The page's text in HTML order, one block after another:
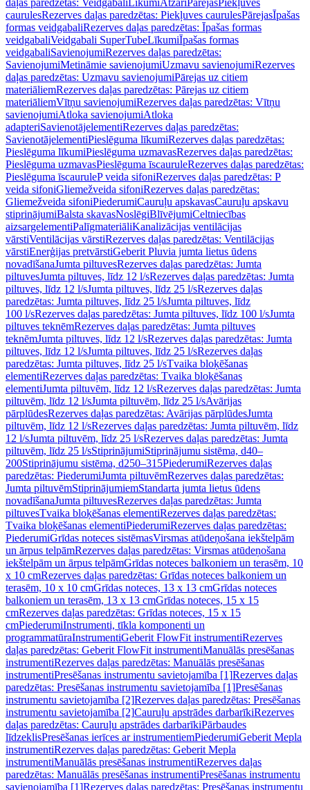
daļas paredzētas: Veidgabali LīkumiAtzari PārejasPiekļuves
caurulesRezerves daļas paredzētas: Piekļuves caurulesPārejasĪpašas
formas veidgabaliRezerves daļas paredzētas: Īpašas formas
veidgabaliVeidgabali SuperTubeLīkumiĪpašas formas
veidgabaliSavienojumiRezerves daļas paredzētas:
SavienojumiMetināmie savienojumiUzmavu savienojumiRezerves
daļas paredzētas: Uzmavu savienojumiPārejas uz citiem
materiāliemRezerves daļas paredzētas: Pārejas uz citiem
materiāliemVītņu savienojumiRezerves daļas paredzētas: Vītņu
savienojumiAtloka savienojumiAtloka
adapteriSavienotājelementiRezerves daļas paredzētas:
SavienotājelementiPieslēguma līkumiRezerves daļas paredzētas:
Pieslēguma līkumiPieslēguma uzmavasRezerves daļas paredzētas:
Pieslēguma uzmavasPieslēguma īscauruleRezerves daļas paredzētas:
Pieslēguma īscauruleP veida sifoniRezerves daļas paredzētas: P
veida sifoniGliemežveida sifoniRezerves daļas paredzētas:
Gliemežveida sifoniPiederumiCauruļu apskavasCauruļu apskavu
stiprinājumiBalsta skavasNoslēgiBlīvējumiCeltniecības
aizsargelementiPalīgmateriāliKanalizācijas ventilācijas
vārstiVentilācijas vārstiRezerves daļas paredzētas: Ventilācijas
vārstiEnerģijas pretvārstiGeberit Pluvia jumta lietus ūdens
novadīšanaJumta piltuvesRezerves daļas paredzētas: Jumta
piltuvesJumta piltuves, līdz 12 l/sRezerves daļas paredzētas: Jumta
piltuves, līdz 12 l/sJumta piltuves, līdz 25 l/sRezerves daļas
paredzētas: Jumta piltuves, līdz 25 l/sJumta piltuves, līdz
100 l/sRezerves daļas paredzētas: Jumta piltuves, līdz 100 l/sJumta
piltuves teknēmRezerves daļas paredzētas: Jumta piltuves
teknēmJumta piltuves, līdz 12 l/sRezerves daļas paredzētas: Jumta
piltuves, līdz 12 l/sJumta piltuves, līdz 25 l/sRezerves daļas
paredzētas: Jumta piltuves, līdz 25 l/sTvaika bloķēšanas
elementiRezerves daļas paredzētas: Tvaika bloķēšanas
elementiJumta piltuvēm, līdz 12 l/sRezerves daļas paredzētas: Jumta
piltuvēm, līdz 12 l/sJumta piltuvēm, līdz 25 l/sAvārijas
pārplūdesRezerves daļas paredzētas: Avārijas pārplūdesJumta
piltuvēm, līdz 12 l/sRezerves daļas paredzētas: Jumta piltuvēm, līdz
12 l/sJumta piltuvēm, līdz 25 l/sRezerves daļas paredzētas: Jumta
piltuvēm, līdz 25 l/sStiprinājumiStiprinājumu sistēma, d40–
200Stiprinājumu sistēma, d250–315PiederumiRezerves daļas
paredzētas: PiederumiJumta piltuvēmRezerves daļas paredzētas:
Jumta piltuvēmStiprinājumiemStandarta jumta lietus ūdens
novadīšanaJumta piltuvesRezerves daļas paredzētas: Jumta
piltuvesTvaika bloķēšanas elementiRezerves daļas paredzētas:
Tvaika bloķēšanas elementiPiederumiRezerves daļas paredzētas:
PiederumiGrīdas noteces sistēmasVirsmas atūdeņošana iekštelpām
un ārpus telpāmRezerves daļas paredzētas: Virsmas atūdeņošana
iekštelpām un ārpus telpāmGrīdas noteces balkoniem un terasēm, 10
x 10 cmRezerves daļas paredzētas: Grīdas noteces balkoniem un
terasēm, 10 x 10 cmGrīdas noteces, 13 x 13 cmGrīdas noteces
balkoniem un terasēm, 13 x 13 cmGrīdas noteces, 15 x 15
cmRezerves daļas paredzētas: Grīdas noteces, 15 x 15
cmPiederumiInstrumenti, tīkla komponenti un
programmatūraInstrumentiGeberit FlowFit instrumentiRezerves
daļas paredzētas: Geberit FlowFit instrumentiManuālās presēšanas
instrumentiRezerves daļas paredzētas: Manuālās presēšanas
instrumentiPresēšanas instrumentu savietojamība [1]Rezerves daļas
paredzētas: Presēšanas instrumentu savietojamība [1]Presēšanas
instrumentu savietojamība [2]Rezerves daļas paredzētas: Presēšanas
instrumentu savietojamība [2]Cauruļu apstrādes darbarīkiRezerves
daļas paredzētas: Cauruļu apstrādes darbarīkiPārbaudes
līdzeklisPresēšanas ierīces ar instrumentiemPiederumiGeberit Mepla
instrumentiRezerves daļas paredzētas: Geberit Mepla
instrumentiManuālās presēšanas instrumentiRezerves daļas
paredzētas: Manuālās presēšanas instrumentiPresēšanas instrumentu
savienojamība [1]Rezerves daļas paredzētas: Presēšanas instrumentu